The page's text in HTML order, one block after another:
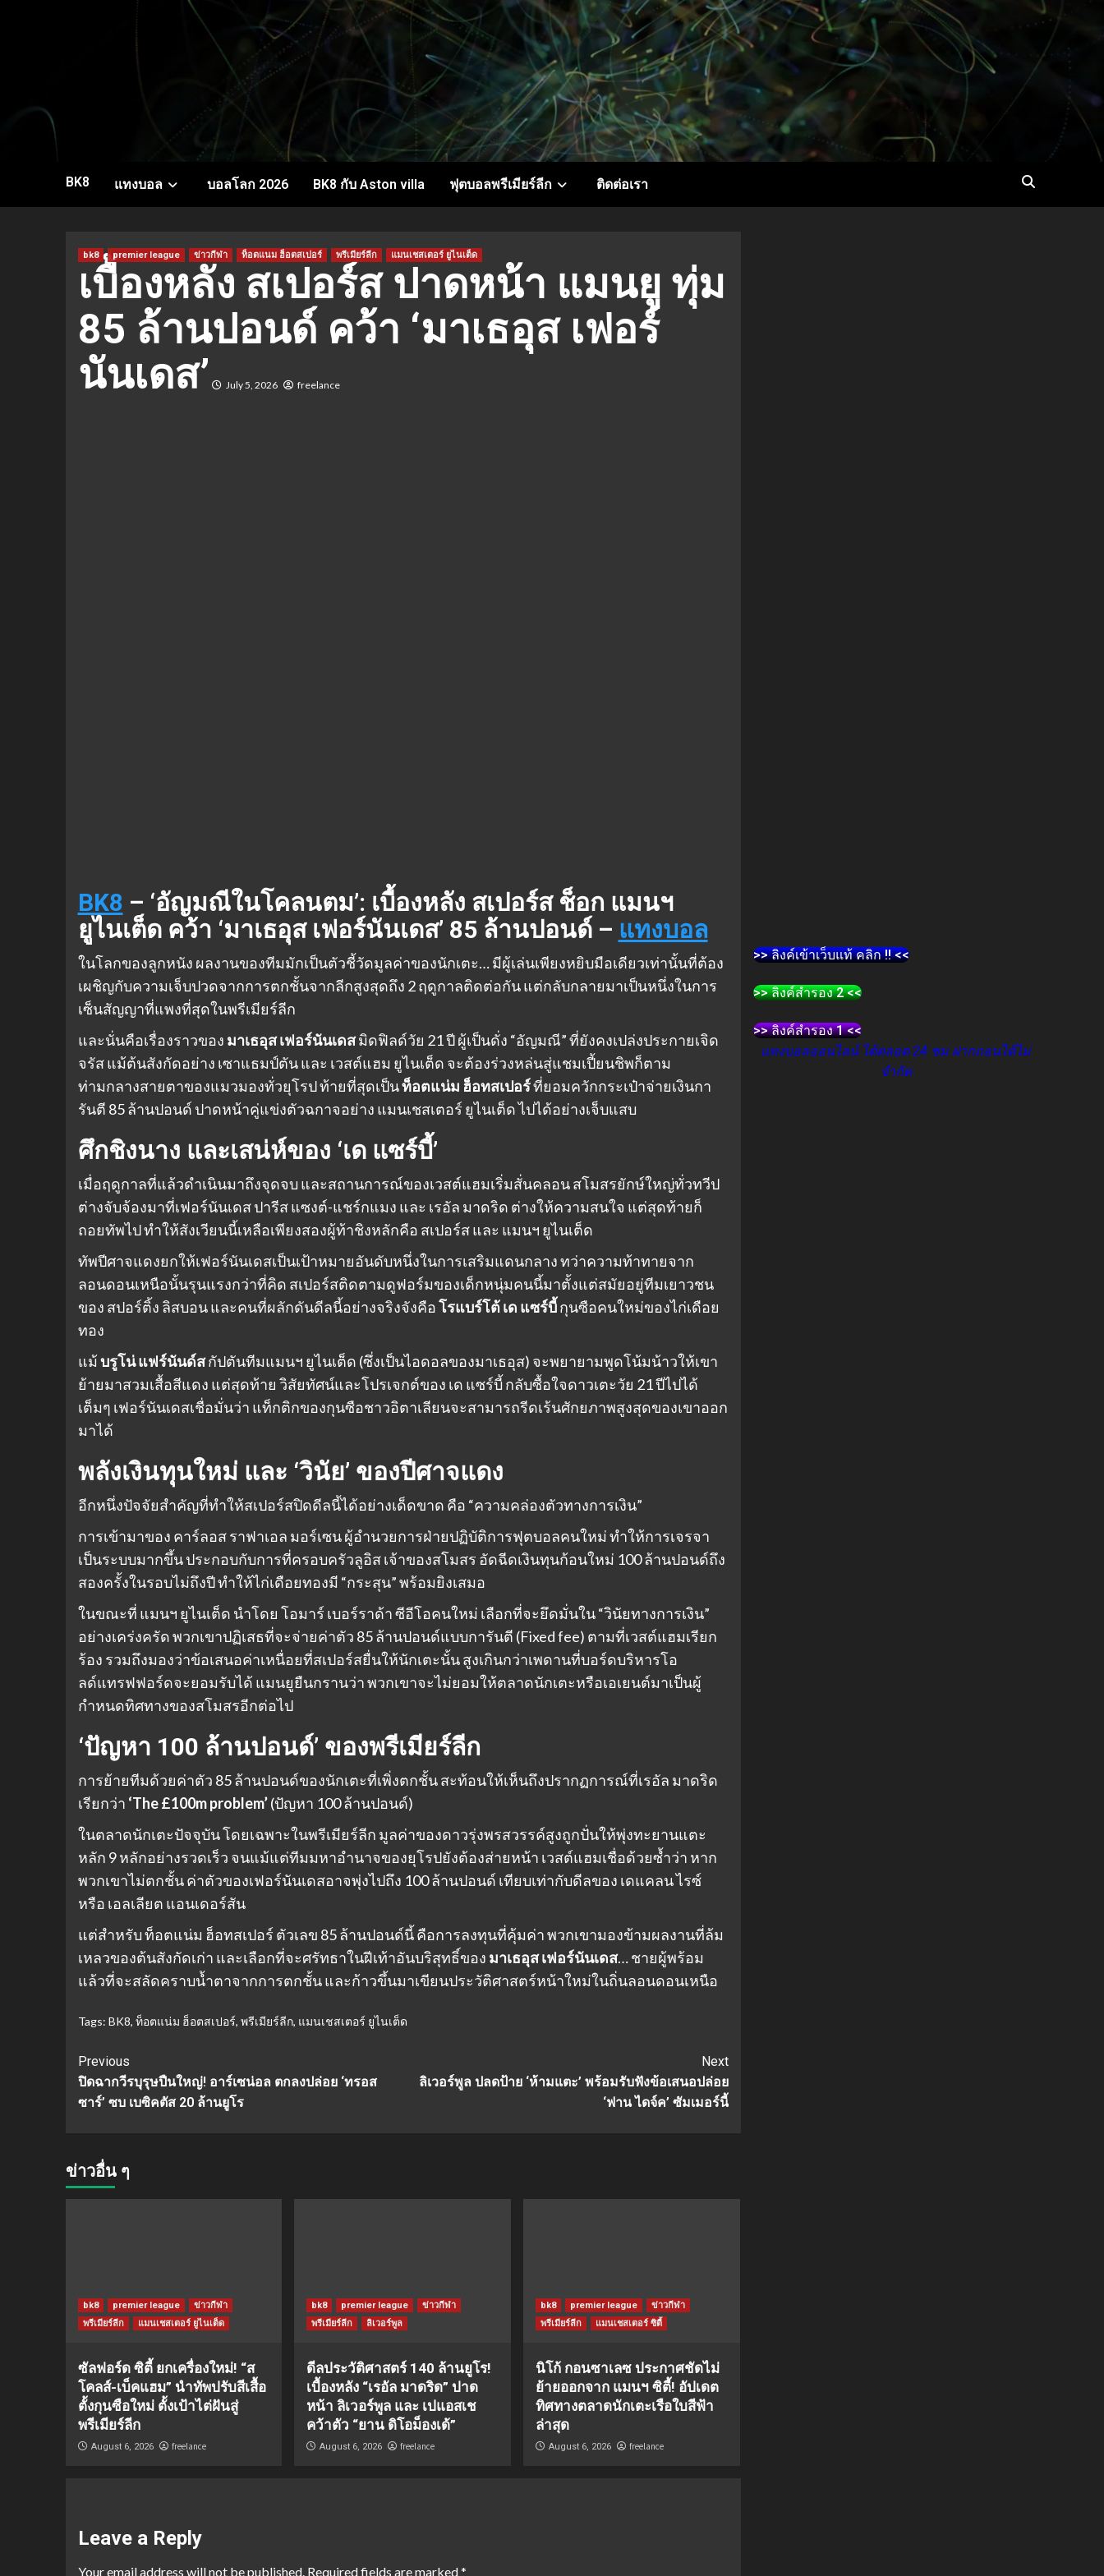
BK8 แทงบอล บอลโลก 2026 BK8 กับ Aston villa ฟุตบอลพรีเมียร์ลีก ติดต่อเรา
bk8 premier league ข่าวกีฬา ท็อตแนม ฮ็อตสเปอร์ พรีเมียร์ลีก แมนเชสเตอร์ ยูไนเต็ด
เบื้องหลัง สเปอร์ส ปาดหน้า แมนยู ทุ่ม
85 ล้านปอนด์ คว้า ‘มาเธอุส เฟอร์
นันเดส’
July 5, 2026 freelance
BK8 – ‘อัญมณีในโคลนตม’: เบื้องหลัง สเปอร์ส ช็อก แมนฯ
ยูไนเต็ด คว้า ‘มาเธอุส เฟอร์นันเดส’ 85 ล้านปอนด์ – แทงบอล
ในโลกของลูกหนัง ผลงานของทีมมักเป็นตัวชี้วัดมูลค่าของนักเตะ… มีผู้เล่นเพียงหยิบมือเดียวเท่านั้นที่ต้อง
เผชิญกับความเจ็บปวดจากการตกชั้นจากลีกสูงสุดถึง 2 ฤดูกาลติดต่อกัน แต่กลับกลายมาเป็นหนึ่งในการ
เซ็นสัญญาที่แพงที่สุดในพรีเมียร์ลีก
และนั่นคือเรื่องราวของ มาเธอุส เฟอร์นันเดสมิดฟิลด์วัย 21 ปี ผู้เป็นดั่ง “อัญมณี” ที่ยังคงเปล่งประกายเจิด
จรัส แม้ต้นสังกัดอย่าง เซาแธมป์ตัน และ เวสต์แฮม ยูไนเต็ด จะต้องร่วงหล่นสู่แชมเปี้ยนชิพก็ตาม
ท่ามกลางสายตาของแมวมองทั่วยุโรป ท้ายที่สุดเป็นท็อตแน่ม ฮ็อทสเปอร์ที่ยอมควักกระเป๋าจ่ายเงินกา
รันตี 85 ล้านปอนด์ ปาดหน้าคู่แข่งตัวฉกาจอย่าง แมนเชสเตอร์ ยูไนเต็ด ไปได้อย่างเจ็บแสบ
ศึกชิงนาง และเสน่ห์ของ ‘เด แซร์บี้’
เมื่อฤดูกาลที่แล้วดำเนินมาถึงจุดจบ และสถานการณ์ของเวสต์แฮมเริ่มสั่นคลอน สโมสรยักษ์ใหญ่ทั่วทวีป
ต่างจับจ้องมาที่เฟอร์นันเดส ปารีส แซงต์-แชร์กแมง และ เรอัล มาดริด ต่างให้ความสนใจ แต่สุดท้ายก็
ถอยทัพไป ทำให้สังเวียนนี้เหลือเพียงสองผู้ท้าชิงหลักคือ สเปอร์ส และ แมนฯ ยูไนเต็ด
ทัพปีศาจแดงยกให้เฟอร์นันเดสเป็นเป้าหมายอันดับหนึ่งในการเสริมแดนกลาง ทว่าความท้าทายจาก
ลอนดอนเหนือนั้นรุนแรงกว่าที่คิด สเปอร์สติดตามดูฟอร์มของเด็กหนุ่มคนนี้มาตั้งแต่สมัยอยู่ทีมเยาวชน
ของ สปอร์ติ้ง ลิสบอน และคนที่ผลักดันดีลนี้อย่างจริงจังคือโรแบร์โต้ เด แซร์บี้กุนซือคนใหม่ของไก่เดือย
ทอง
แม้บรูโน่ แฟร์นันด์สกัปตันทีมแมนฯ ยูไนเต็ด (ซึ่งเป็นไอดอลของมาเธอุส) จะพยายามพูดโน้มน้าวให้เขา
ย้ายมาสวมเสื้อสีแดง แต่สุดท้าย วิสัยทัศน์และโปรเจกต์ของ เด แซร์บี้ กลับซื้อใจดาวเตะวัย 21 ปีไปได้
เต็มๆ เฟอร์นันเดสเชื่อมั่นว่า แท็กติกของกุนซือชาวอิตาเลียนจะสามารถรีดเร้นศักยภาพสูงสุดของเขาออก
มาได้
พลังเงินทุนใหม่ และ ‘วินัย’ ของปีศาจแดง
อีกหนึ่งปัจจัยสำคัญที่ทำให้สเปอร์สปิดดีลนี้ได้อย่างเด็ดขาด คือ “ความคล่องตัวทางการเงิน”
การเข้ามาของ คาร์ลอส ราฟาเอล มอร์เซน ผู้อำนวยการฝ่ายปฏิบัติการฟุตบอลคนใหม่ ทำให้การเจรจา
เป็นระบบมากขึ้น ประกอบกับการที่ครอบครัวลูอิส เจ้าของสโมสร อัดฉีดเงินทุนก้อนใหม่ 100 ล้านปอนด์ถึง
สองครั้งในรอบไม่ถึงปี ทำให้ไก่เดือยทองมี “กระสุน” พร้อมยิงเสมอ
ในขณะที่ แมนฯ ยูไนเต็ด นำโดย โอมาร์ เบอร์ราด้า ซีอีโอคนใหม่ เลือกที่จะยึดมั่นใน “วินัยทางการเงิน”
อย่างเคร่งครัด พวกเขาปฏิเสธที่จะจ่ายค่าตัว 85 ล้านปอนด์แบบการันตี (Fixed fee) ตามที่เวสต์แฮมเรียก
ร้อง รวมถึงมองว่าข้อเสนอค่าเหนื่อยที่สเปอร์สยื่นให้นักเตะนั้น สูงเกินกว่าเพดานที่บอร์ดบริหารโอ
ลด์แทรฟฟอร์ดจะยอมรับได้ แมนยูยืนกรานว่า พวกเขาจะไม่ยอมให้ตลาดนักเตะหรือเอเยนต์มาเป็นผู้
กำหนดทิศทางของสโมสรอีกต่อไป
‘ปัญหา 100 ล้านปอนด์’ ของพรีเมียร์ลีก
การย้ายทีมด้วยค่าตัว 85 ล้านปอนด์ของนักเตะที่เพิ่งตกชั้น สะท้อนให้เห็นถึงปรากฏการณ์ที่เรอัล มาดริด
เรียกว่า ‘The £100m problem’(ปัญหา 100 ล้านปอนด์)
ในตลาดนักเตะปัจจุบัน โดยเฉพาะในพรีเมียร์ลีก มูลค่าของดาวรุ่งพรสวรรค์สูงถูกปั่นให้พุ่งทะยานแตะ
หลัก 9 หลักอย่างรวดเร็ว จนแม้แต่ทีมมหาอำนาจของยุโรปยังต้องส่ายหน้า เวสต์แฮมเชื่อด้วยซ้ำว่า หาก
พวกเขาไม่ตกชั้น ค่าตัวของเฟอร์นันเดสอาจพุ่งไปถึง 100 ล้านปอนด์ เทียบเท่ากับดีลของ เดแคลน ไรซ์
หรือ เอลเลียต แอนเดอร์สัน
แต่สำหรับ ท็อตแน่ม ฮ็อทสเปอร์ ตัวเลข 85 ล้านปอนด์นี้ คือการลงทุนที่คุ้มค่า พวกเขามองข้ามผลงานที่ล้ม
เหลวของต้นสังกัดเก่า และเลือกที่จะศรัทธาในฝีเท้าอันบริสุทธิ์ของ มาเธอุส เฟอร์นันเดส… ชายผู้พร้อม
แล้วที่จะสลัดคราบน้ำตาจากการตกชั้น และก้าวขึ้นมาเขียนประวัติศาสตร์หน้าใหม่ในถิ่นลอนดอนเหนือ
Tags: BK8, ท็อตแน่ม ฮ็อตสเปอร์, พรีเมียร์ลีก, แมนเชสเตอร์ ยูไนเต็ด
Continue
Reading
Previous
ปิดฉากวีรบุรุษปืนใหญ่! อาร์เซน่อล ตกลงปล่อย ‘ทรอส
ซาร์’ ซบ เบซิคตัส 20 ล้านยูโร
Next
ลิเวอร์พูล ปลดป้าย ‘ห้ามแตะ’ พร้อมรับฟังข้อเสนอปล่อย
‘ฟาน ไดจ์ค’ ซัมเมอร์นี้
ข่าวอื่น ๆ
bk8 premier league
ข่าวกีฬา
พรีเมียร์ลีก
แมนเชสเตอร์ ยูไนเต็ด
ซัลฟอร์ด ซิตี้ ยกเครื่องใหม่! “ส
โคลส์-เบ็คแฮม” นำทัพปรับสีเสื้อ
ตั้งกุนซือใหม่ ตั้งเป้าไต่ฝันสู่
พรีเมียร์ลีก
August 6, 2026 freelance
bk8 premier league
ข่าวกีฬา
พรีเมียร์ลีก
ลิเวอร์พูล
ดีลประวัติศาสตร์ 140 ล้านยูโร!
เบื้องหลัง “เรอัล มาดริด” ปาด
หน้า ลิเวอร์พูล และ เปแอสเช
คว้าตัว “ยาน ดิโอม็องเด้”
August 6, 2026 freelance
bk8 premier league
ข่าวกีฬา
พรีเมียร์ลีก
แมนเชสเตอร์ ซิตี้
นิโก้ กอนซาเลซ ประกาศชัดไม่
ย้ายออกจาก แมนฯ ซิตี้! อัปเดต
ทิศทางตลาดนักเตะเรือใบสีฟ้า
ล่าสุด
August 6, 2026 freelance
Leave a Reply
Your email address will not be published. Required fields are marked*
>> ลิงค์เข้าเว็บแท้ คลิก !! <<
>> ลิงค์สำรอง 2 <<
>> ลิงค์สำรอง 1 <<
แทงบอลออนไลน์ ได้ตลอด 24 ชม ฝากถอนได้ไม่
จำกัด